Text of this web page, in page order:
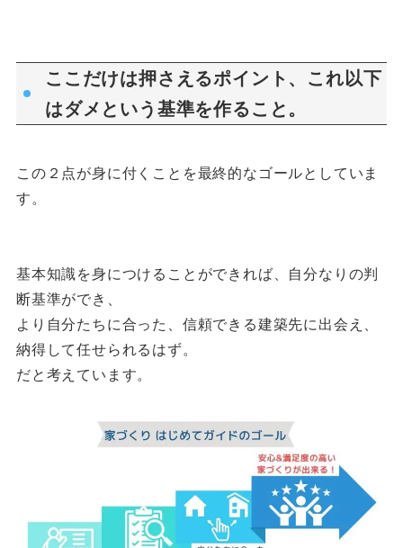
ここだけは押さえるポイント、これ以下
はダメという基準を作ること。
この２点が身に付くことを最終的なゴールとしていま
す。
基本知識を身につけることができれば、自分なりの判
断基準ができ、
より自分たちに合った、信頼できる建築先に出会え、
納得して任せられるはず。
だと考えています。